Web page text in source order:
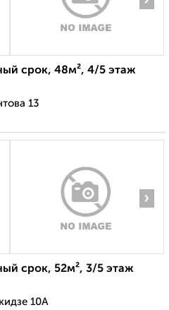
срок, 48м², 4/5 этаж
13
›
срок, 52м², 3/5 этаж
10А